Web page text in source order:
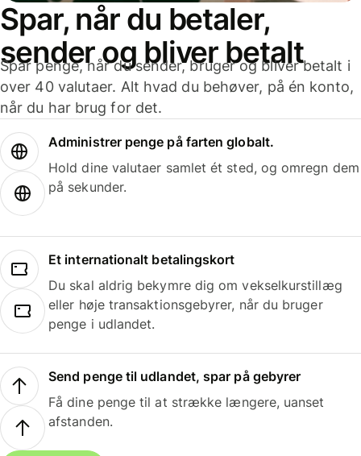
Spar, når du betaler,
sender og bliver betalt
Spar penge, når du sender, bruger og bliver betalt i
over 40 valutaer. Alt hvad du behøver, på én konto,
når du har brug for det.
Administrer penge på farten globalt.
Hold dine valutaer samlet ét sted, og omregn dem
på sekunder.
Et internationalt betalingskort
Du skal aldrig bekymre dig om vekselkurstillæg
eller høje transaktionsgebyrer, når du bruger
penge i udlandet.
Send penge til udlandet, spar på gebyrer
Få dine penge til at strække længere, uanset
afstanden.